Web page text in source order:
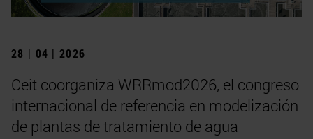
28 | 04 | 2026
Ceit coorganiza WRRmod2026, el congreso
internacional de referencia en modelización
de plantas de tratamiento de agua